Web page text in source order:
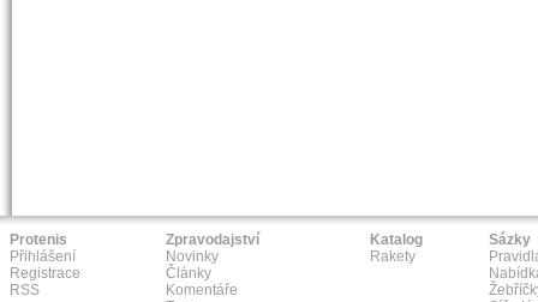
Protenis
Přihlášení
Registrace
RSS
Zpravodajství
Novinky
Články
Komentáře
Katalog
Rakety
Sázky